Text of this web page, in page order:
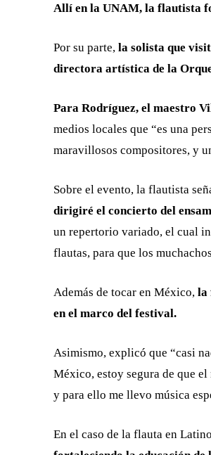
Allí en la UNAM, la flautista
Por su parte, la solista que
directora artística de la
Para Rodríguez, el maestro
medios locales que “es una
maravillosos compositores, y
Sobre el evento, la flautista
dirigiré el concierto del
un repertorio variado, el cual
flautas, para que los
Además de tocar en México, la
en el marco del festival.
Asimismo, explicó que “casi
México, estoy segura de que
y para ello me llevo música
En el caso de la flauta en